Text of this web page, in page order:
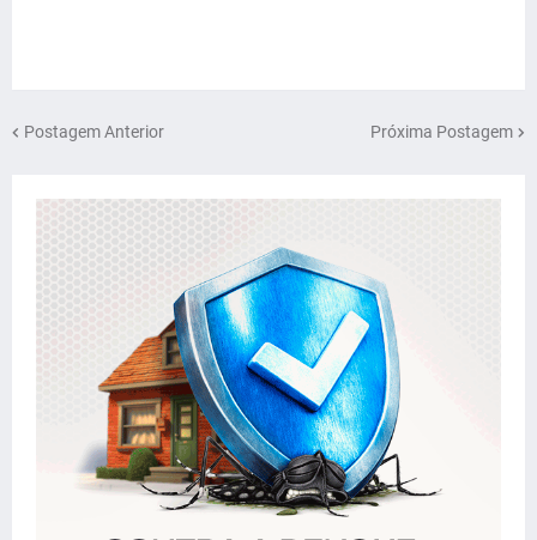
Postagem Anterior Próxima Postagem